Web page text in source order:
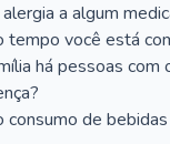
a algum
tempo você está
há pessoas com
consumo de